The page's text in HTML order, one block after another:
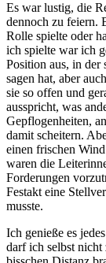
Es war lustig, die
dennoch zu feiern.
Rolle spielte oder
ich spielte war ich
Position aus, in der
sagen hat, aber
sie so offen und
ausspricht, was
Gepflogenheiten,
damit scheitern.
einen frischen
waren die
Forderungen
Festakt eine
musste.
Ich genieße es
darf ich selbst nicht